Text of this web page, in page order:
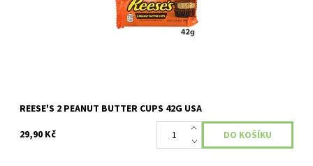
REESE'S 2 PEANUT BUTTER CUPS 42G USA
29,90 Kč